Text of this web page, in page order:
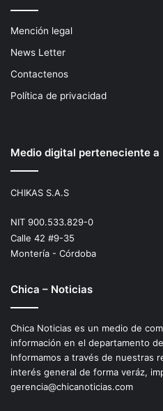
Mención legal
News Letter
Contactenos
Política de privacidad
Medio digital perteneciente a
CHIKAS S.A.S
NIT 900.533.829-0
Calle 42 #9-35
Montería - Córdoba
Chica – Noticias
Chica Noticias es un medio de
información en el departamento
Informamos a través de nuestras
interés general de forma veráz,
gerencia@chicanoticias.com